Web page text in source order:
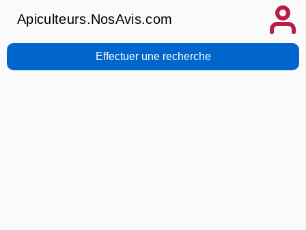
Apiculteurs.NosAvis.com
Effectuer une recherche